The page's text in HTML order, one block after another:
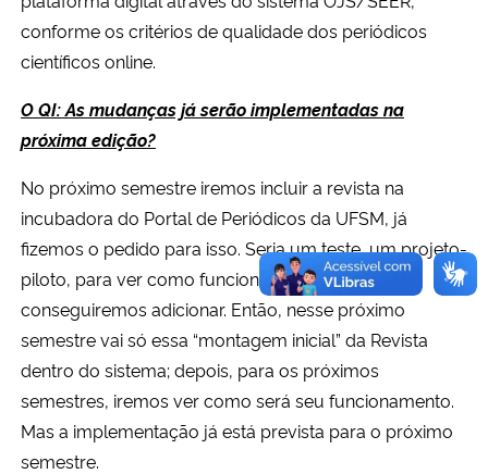
conforme os critérios de qualidade dos periódicos
científicos online.
O QI: As mudanças já serão implementadas na
próxima edição?
No próximo semestre iremos incluir a revista na
incubadora do Portal de Periódicos da UFSM, já
fizemos o pedido para isso. Seria um teste, um projeto-
piloto, para ver como funciona e quais recursos
conseguiremos adicionar. Então, nesse próximo
semestre vai só essa “montagem inicial” da Revista
dentro do sistema; depois, para os próximos
semestres, iremos ver como será seu funcionamento.
Mas a implementação já está prevista para o próximo
semestre.